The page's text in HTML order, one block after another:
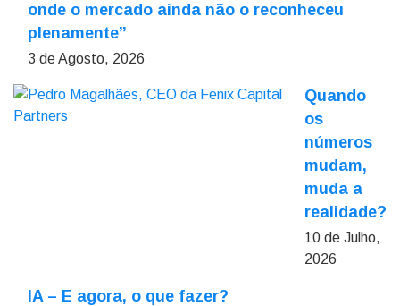
onde o mercado ainda não o reconheceu
plenamente”
3 de Agosto, 2026
Quando
os
números
mudam,
muda a
realidade?
10 de Julho,
2026
IA – E agora, o que fazer?